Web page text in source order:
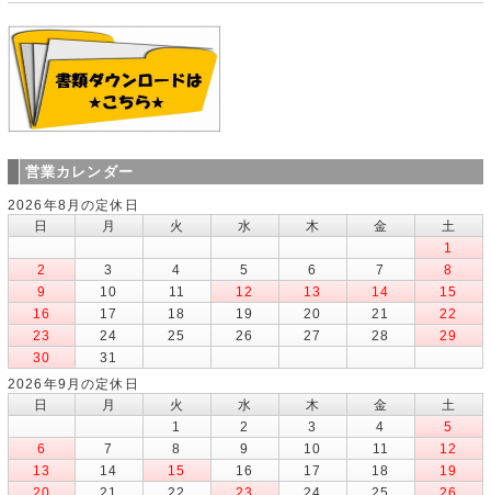
営業カレンダー
2026年8月の定休日
日
月 火 水 木 金
土
1
2
3 4 5 6 7
8
9
10 11 12 13 14
15
16
17 18 19 20 21
22
23
24 25 26 27 28
29
30
31
2026年9月の定休日
日
月 火 水 木 金
土
1
2 3 4
5
6
7 8 9 10 11
12
13
14 15 16 17 18
19